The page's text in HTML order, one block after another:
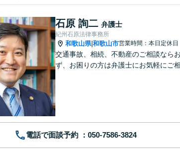
石原 詢二 弁護士
紀州石原法律事務所
和歌山県|和歌山市営業時間：本日定休日
交通事故、相続、不動産のご相談なら
ず、お困りの方は弁護士にお気軽にご
電話で面談予約